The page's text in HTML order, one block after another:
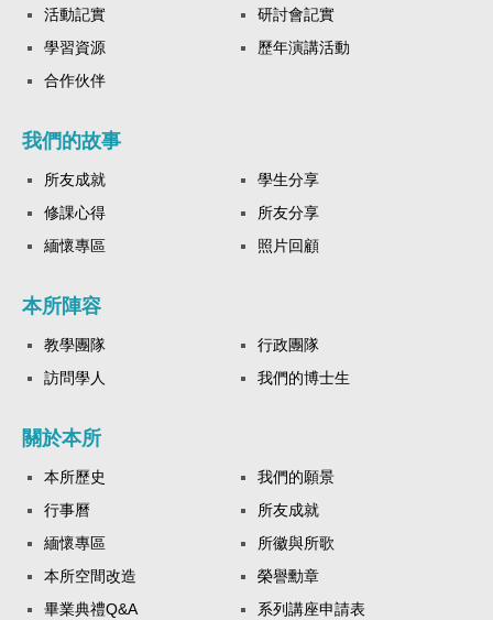
活動記實
研討會記實
學習資源
歷年演講活動
合作伙伴
我們的故事
所友成就
學生分享
修課心得
所友分享
緬懷專區
照片回顧
本所陣容
教學團隊
行政團隊
訪問學人
我們的博士生
關於本所
本所歷史
我們的願景
行事曆
所友成就
緬懷專區
所徽與所歌
本所空間改造
榮譽勳章
畢業典禮Q&A
系列講座申請表